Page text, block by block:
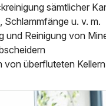
sämtlicher
Schlammfänge u. v. m.
und Reinigung von
von überfluteten